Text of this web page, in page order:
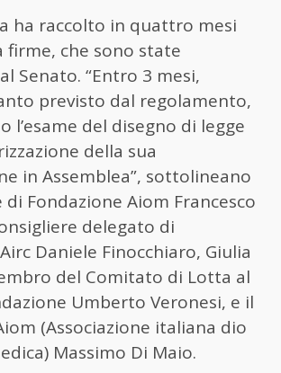
ha raccolto in quattro mesi
firme, che sono state
Senato. “Entro 3 mesi,
previsto dal regolamento,
l’esame del disegno di legge
della sua
in Assemblea”, sottolineano
Fondazione Aiom Francesco
delegato di
Daniele Finocchiaro, Giulia
del Comitato di Lotta al
Umberto Veronesi, e il
(Associazione italiana dio
Massimo Di Maio.